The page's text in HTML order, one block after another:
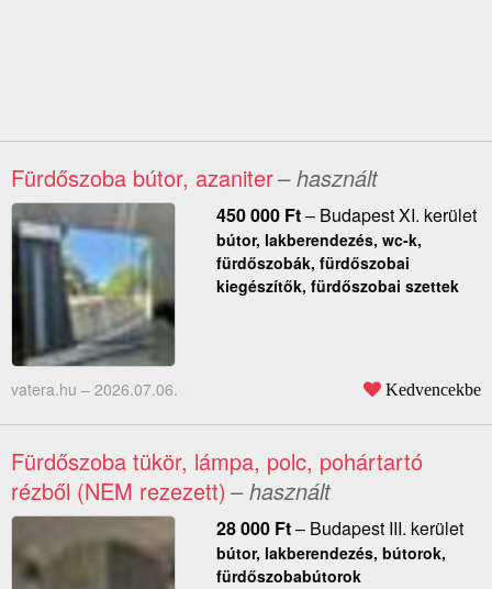
Fürdőszoba bútor, azaniter– használt
450 000 Ft– Budapest XI. kerület
bútor, lakberendezés, wc-k,
fürdőszobák, fürdőszobai
kiegészítők, fürdőszobai szettek
vatera.hu – 2026.07.06. Kedvencekbe
Fürdőszoba tükör, lámpa, polc, pohártartó
rézből (NEM rezezett) – használt
28 000 Ft– Budapest III. kerület
bútor, lakberendezés, bútorok,
fürdőszobabútorok